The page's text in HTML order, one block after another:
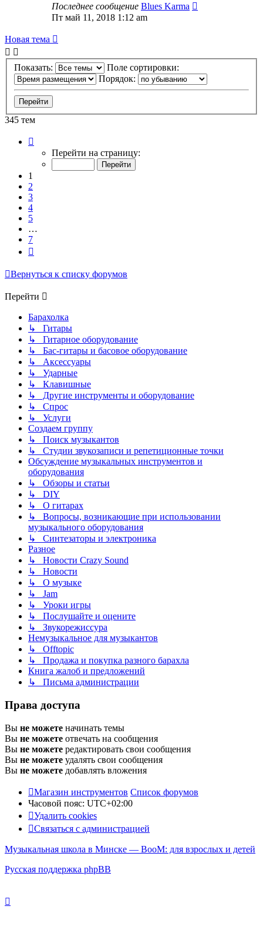
Последнее сообщение Blues Karma
Пт май 11, 2018 1:12 am
Новая тема
Показать:
Поле сортировки:
Порядок:
345 тем
Перейти на страницу:
1
2
3
4
5
…
7
Вернуться к списку форумов
Перейти
Барахолка
↳ Гитары
↳ Гитарное оборудование
↳ Бас-гитары и басовое оборудование
↳ Аксессуары
↳ Ударные
↳ Клавишные
↳ Другие инструменты и оборудование
↳ Спрос
↳ Услуги
Создаем группу
↳ Поиск музыкантов
↳ Студии звукозаписи и репетиционные точки
Обсуждение музыкальных инструментов и
оборудования
↳ Обзоры и статьи
↳ DIY
↳ О гитарах
↳ Вопросы, возникающие при использовании
музыкального оборудования
↳ Синтезаторы и электроника
Разное
↳ Новости Crazy Sound
↳ Новости
↳ О музыке
↳ Jam
↳ Уроки игры
↳ Послушайте и оцените
↳ Звукорежиссура
Немузыкальное для музыкантов
↳ Offtopic
↳ Продажа и покупка разного барахла
Книга жалоб и предложений
↳ Письма администрации
Права доступа
Вы не можете начинать темы
Вы не можете отвечать на сообщения
Вы не можете редактировать свои сообщения
Вы не можете удалять свои сообщения
Вы не можете добавлять вложения
Магазин инструментов Список форумов
Часовой пояс: UTC+02:00
Удалить cookies
Связаться с администрацией
Музыкальная школа в Минске — BooM: для взрослых и детей
Русская поддержка phpBB